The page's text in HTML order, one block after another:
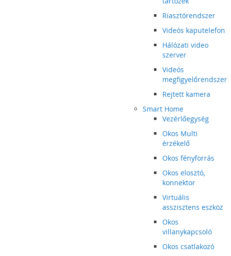
Riasztórendszer
Videós kaputelefon
Hálózati video
szerver
Videós
megfigyelőrendszer
Rejtett kamera
Smart Home
Vezérlőegység
Okos Multi
érzékelő
Okos fényforrás
Okos elosztó,
konnektor
Virtuális
asszisztens eszköz
Okos
villanykapcsoló
Okos csatlakozó